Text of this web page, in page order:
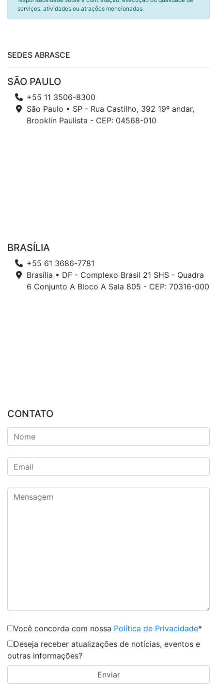
serviços, atividades ou atrações mencionadas.
SEDES ABRASCE
SÃO PAULO
+55 11 3506-8300
São Paulo • SP - Rua Castilho, 392 19º andar,
Brooklin Paulista - CEP: 04568-010
BRASÍLIA
+55 61 3686-7781
Brasília • DF - Complexo Brasil 21 SHS - Quadra
6 Conjunto A Bloco A Sala 805 - CEP: 70316-000
CONTATO
Você concorda com nossa Política de Privacidade*
Deseja receber atualizações de notícias, eventos e
outras informações?